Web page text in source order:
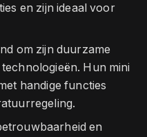
en zijn ideaal voor
om zijn duurzame
Hun mini
handige functies
en